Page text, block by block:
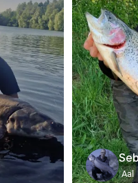
Aal